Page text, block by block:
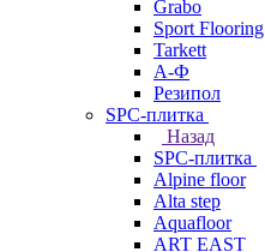
Grabo
Sport Flooring
Tarkett
А-Ф
Резипол
SPC-плитка
Назад
SPC-плитка
Alpine floor
Alta step
Aquafloor
ART EAST